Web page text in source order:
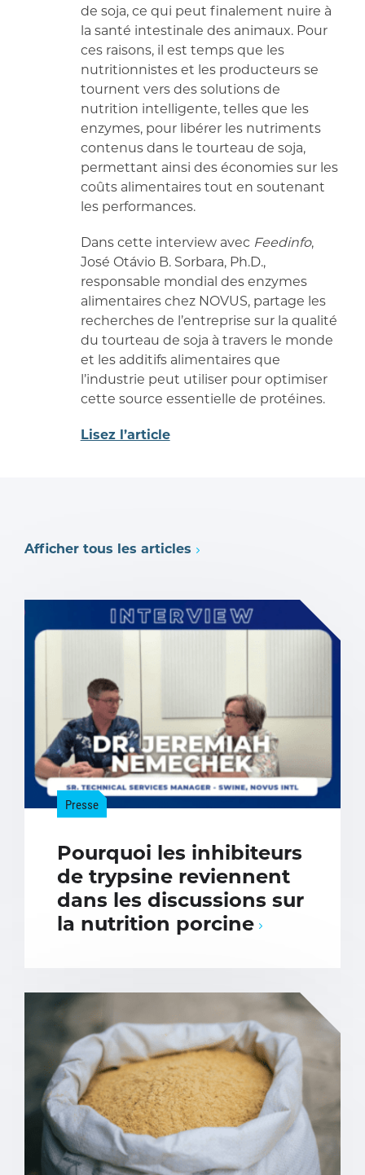
de soja, ce qui peut finalement nuire à
la santé intestinale des animaux. Pour
ces raisons, il est temps que les
nutritionnistes et les producteurs se
tournent vers des solutions de
nutrition intelligente, telles que les
enzymes, pour libérer les nutriments
contenus dans le tourteau de soja,
permettant ainsi des économies sur les
coûts alimentaires tout en soutenant
les performances.
Dans cette interview avec Feedinfo,
José Otávio B. Sorbara, Ph.D.,
responsable mondial des enzymes
alimentaires chez NOVUS, partage les
recherches de l’entreprise sur la qualité
du tourteau de soja à travers le monde
et les additifs alimentaires que
l’industrie peut utiliser pour optimiser
cette source essentielle de protéines.
Lisez l’article
Afficher tous les articles
Presse
Pourquoi les inhibiteurs
de trypsine reviennent
dans les discussions sur
la nutrition porcine